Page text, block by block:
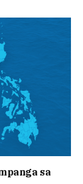
sa